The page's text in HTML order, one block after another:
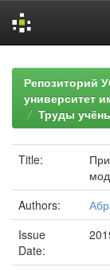
navigationРепозиторий
университет
Труды
Title:
Authors:
Issue
Date: